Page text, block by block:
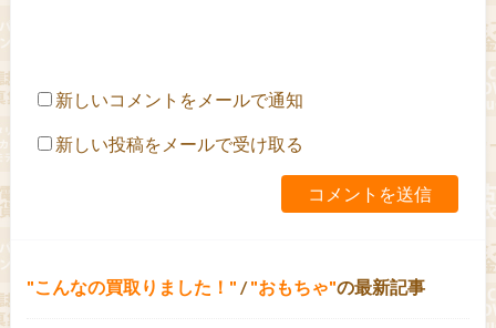
新しいコメントをメールで通知
新しい投稿をメールで受け取る
こんなの買取りました！ / おもちゃ の最新記事